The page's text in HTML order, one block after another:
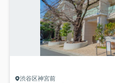
渋谷区神宮前